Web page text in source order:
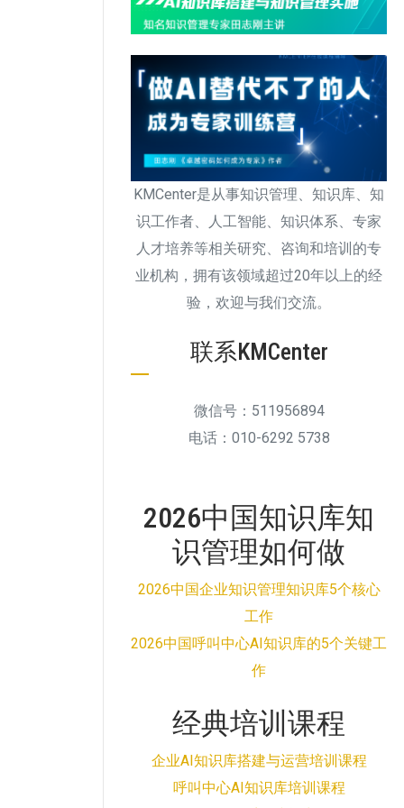
KMCenter是从事知识管理、知识库、知
识工作者、人工智能、知识体系、专家
人才培养等相关研究、咨询和培训的专
业机构，拥有该领域超过20年以上的经
验，欢迎与我们交流。
联系KMCenter
微信号：511956894
电话：010-6292 5738
2026中国知识库知
识管理如何做
2026中国企业知识管理知识库5个核心
工作
2026中国呼叫中心AI知识库的5个关键工
作
经典培训课程
企业AI知识库搭建与运营培训课程
呼叫中心AI知识库培训课程